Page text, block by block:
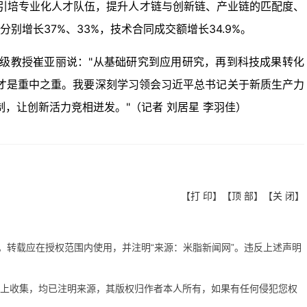
专业化人才队伍，提升人才链与创新链、产业链的匹配度、
增长37%、33%，技术合同成交额增长34.9%。
教授崔亚丽说："从基础研究到应用研究，再到科技成果转化
重中之重。我要深刻学习领会习近平总书记关于新质生产力
让创新活力竞相迸发。"（记者 刘居星 李羽佳）
【打 印】【顶 部】【关 闭】
载应在授权范围内使用，并注明“来源：米脂新闻网”。违反上述声明
收集，均已注明来源，其版权归作者本人所有，如果有任何侵犯您权